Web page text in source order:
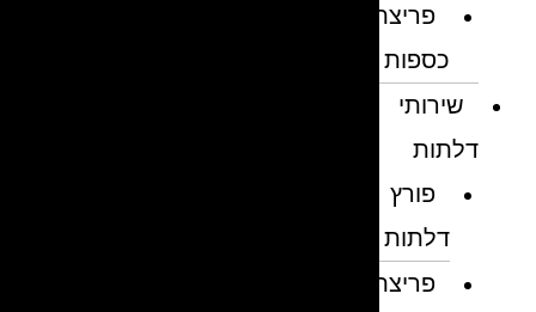
פריצת
כספות
שירותי
דלתות
פורץ
דלתות
פריצת